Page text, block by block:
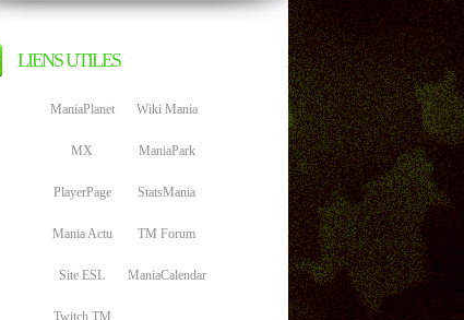
LIENS UTILES
ManiaPlanet Wiki Mania
MX ManiaPark
PlayerPage StatsMania
Mania Actu TM Forum
Site ESL ManiaCalendar
Twitch TM